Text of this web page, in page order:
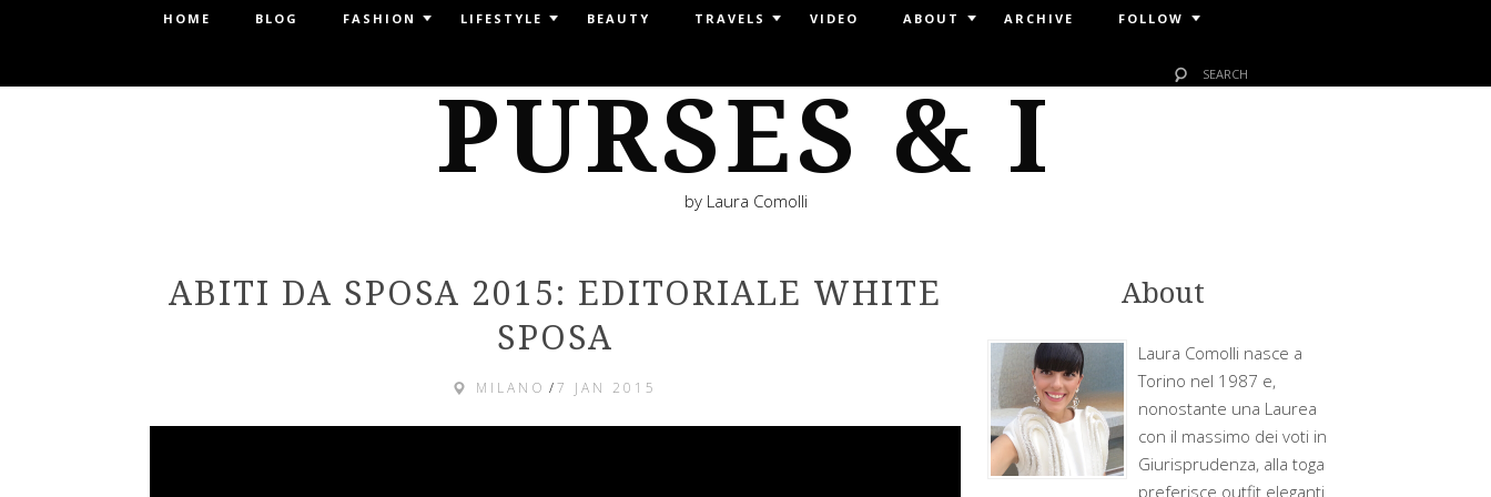
HOME BLOG FASHION LIFESTYLE BEAUTY TRAVELS VIDEO ABOUT ARCHIVE FOLLOW
PURSES & I
by Laura Comolli
ABITI DA SPOSA 2015: EDITORIALE WHITE
SPOSA
MILANO /7 JAN 2015
About
Laura Comolli nasce a
Torino nel 1987 e,
nonostante una Laurea
con il massimo dei voti in
Giurisprudenza, alla toga
preferisce outfit eleganti